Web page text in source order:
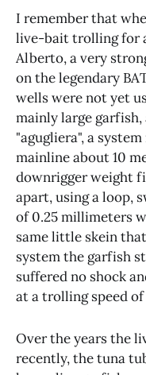
I remember that
live-bait trolling for
Alberto, a very
on the legendary
wells were not yet
mainly large
"agugliera", a
mainline about 10
downrigger weight
apart, using a loop,
of 0.25 millimeters
same little skein
system the garfish
suffered no shock
at a trolling speed
Over the years the
recently, the tuna